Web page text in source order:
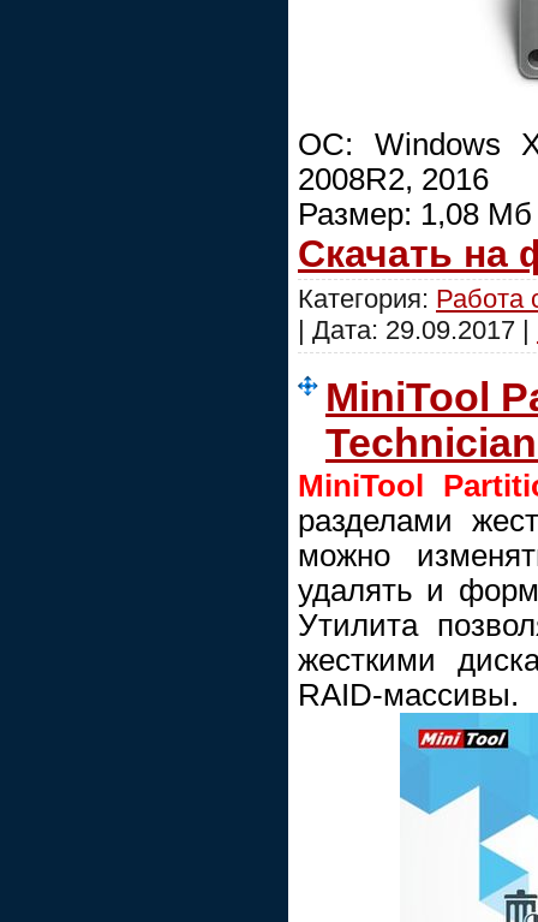
ОС: Windows
2008R2, 2016
Размер: 1,08 Мб
Скачать на
Категория: Работа
| Дата: 29.09.2017 |
MiniTool
MiniTool
разделами
можно
удалять и
Утилита
жесткими
RAID-массивы.